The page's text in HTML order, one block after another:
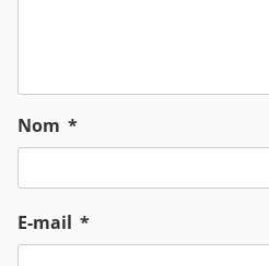
Nom *
E-mail *